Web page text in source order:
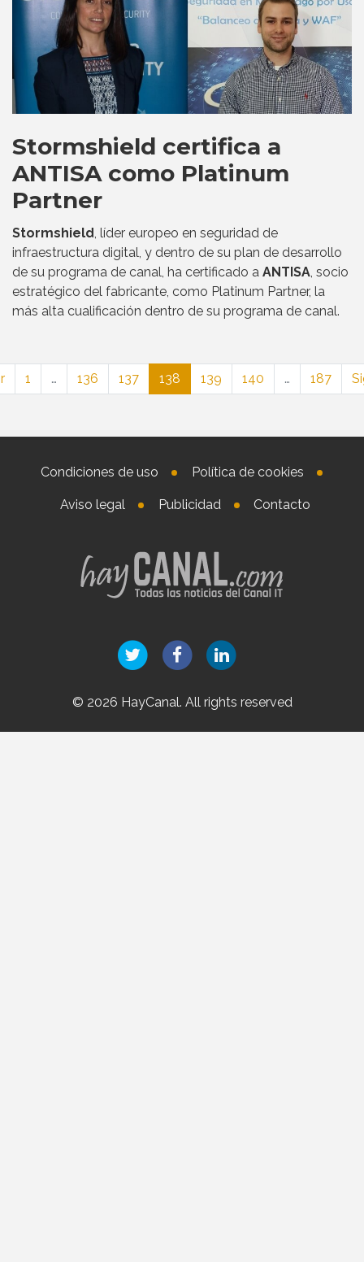
Stormshield certifica a
ANTISA como Platinum
Partner
Stormshield, líder europeo en seguridad de
infraestructura digital, y dentro de su plan de desarrollo
de su programa de canal, ha certificado a ANTISA, socio
estratégico del fabricante, como Platinum Partner, la
más alta cualificación dentro de su programa de canal.
1 … 136 137 138 139 140 … 187
Condiciones de uso Política de cookies
Aviso legal Publicidad Contacto
© 2026 HayCanal. All rights reserved